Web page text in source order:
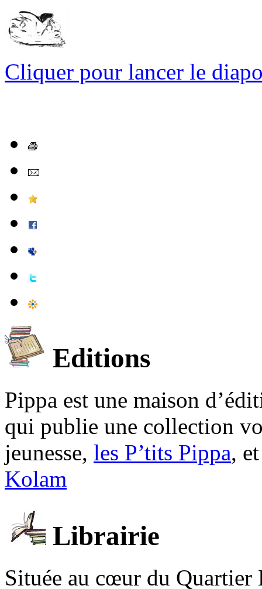
Cliquer pour lancer le
Editions
Pippa est une maison
qui publie une collection
jeunesse, les P’tits Pippa,
Kolam
Librairie
Située au cœur du Quartier